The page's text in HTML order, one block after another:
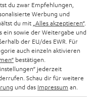
du zwar Empfehlungen,
Werbung und
du mit „Alles akzeptieren“.
ein sowie der Weitergabe und
der EU/des EWR. Für
auch einzeln aktivieren
bestätigen.
jederzeit
Schau dir für weitere
und das Impressum an.